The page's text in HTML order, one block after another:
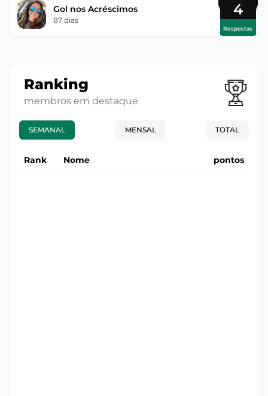
Gol nos Acréscimos
87 dias
4
Respostas
Ranking
membros em destaque
SEMANAL MENSAL TOTAL
Rank Nome pontos